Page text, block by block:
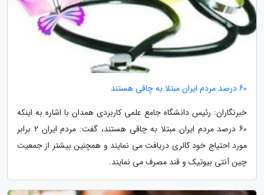
60 درصد مردم ایران مبتلا به چاقی هستند
خبرنگاران: رئیس دانشگاه جامع علمی کاربردی همدان با اشاره به اینکه
60 درصد مردم ایران مبتلا به چاقی هستند، گفت: مردم ایران 2 برابر
مورد احتیاج خود کالری دریافت می نمایند و همچنین بیشتر از جمعیت
چین آنتی بیوتیک و قند مصرف می نمایند.